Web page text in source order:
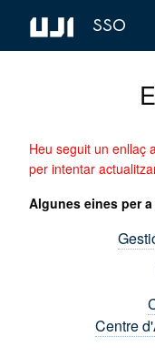
SSO
Heu seguit un enllaç
per intentar
Algunes eines per
Centre